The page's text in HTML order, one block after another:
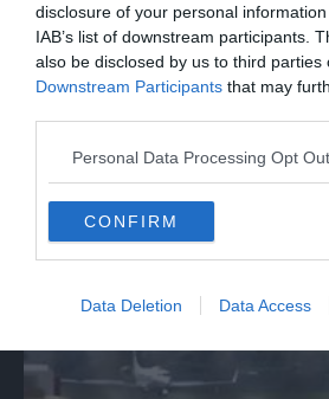
disclosure of your personal
IAB’s list of downstream participants.
also be disclosed by us to third parties
Downstream Participants that may
Personal Data Processing Opt
CONFIRM
Data Deletion Data Access
MONDO
Spagna, via ai controlli
chi arriva dall'Italia